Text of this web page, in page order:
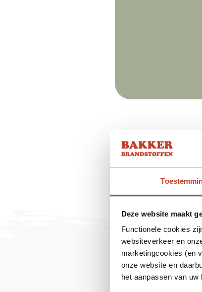
Deze website maakt
Functionele cookies
websiteverkeer en
marketingcookies (en
onze website en
het aanpassen van